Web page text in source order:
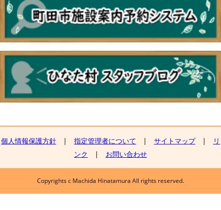
個人情報保護方針 | 指定管理者について | サイトマップ|
リ
ンク
| お問い合わせ
Copyrights c Machida Hinatamura All rights reserved.